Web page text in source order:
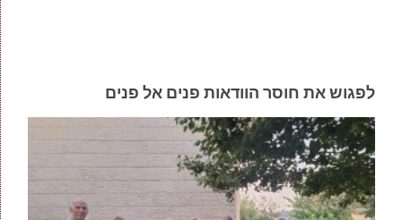
לפגוש את חוסר הוודאות פנים אל פנים